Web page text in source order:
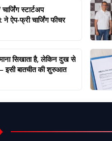
स्टार्टअप
ऐप-फ्री चार्जिंग फीचर
सिखाता है, लेकिन दुख से
इसी बातचीत की शुरुआत